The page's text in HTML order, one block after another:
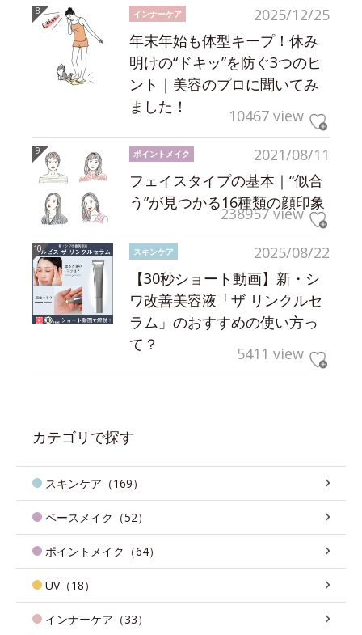
2025/12/25
インナーケア
年末年始も体型キープ！休み
明けの“ドキッ”を防ぐ3つのヒ
ント｜美容のプロに聞いてみ
ました！
10467 view
2021/08/11
ポイントメイク
フェイスタイプの基本｜“似合
う”が見つかる16種類の顔印象
238957 view
2025/08/22
スキンケア
【30秒ショート動画】新・シ
ワ改善美容液「ザ リンクルセ
ラム」のおすすめの使い方っ
て？
5411 view
カテゴリで探す
スキンケア（169）
ベースメイク（52）
ポイントメイク（64）
UV（18）
インナーケア（33）